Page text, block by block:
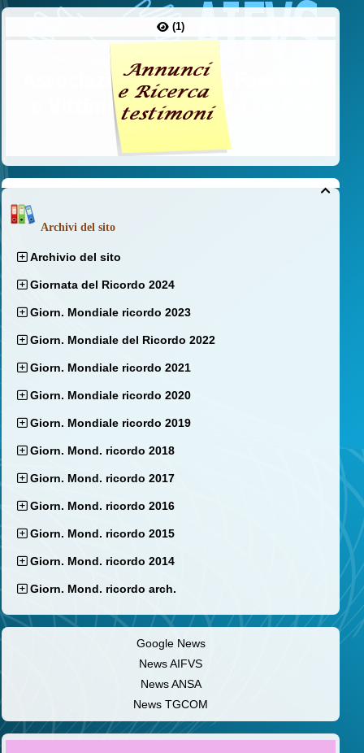
(1)

Archivi del sito
Archivio del sito
Giornata del Ricordo 2024
Giorn. Mondiale ricordo 2023
Giorn. Mondiale del Ricordo 2022
Giorn. Mondiale ricordo 2021
Giorn. Mondiale ricordo 2020
Giorn. Mondiale ricordo 2019
Giorn. Mond. ricordo 2018
Giorn. Mond. ricordo 2017
Giorn. Mond. ricordo 2016
Giorn. Mond. ricordo 2015
Giorn. Mond. ricordo 2014
Giorn. Mond. ricordo arch.
Google News
News AIFVS
News ANSA
News TGCOM